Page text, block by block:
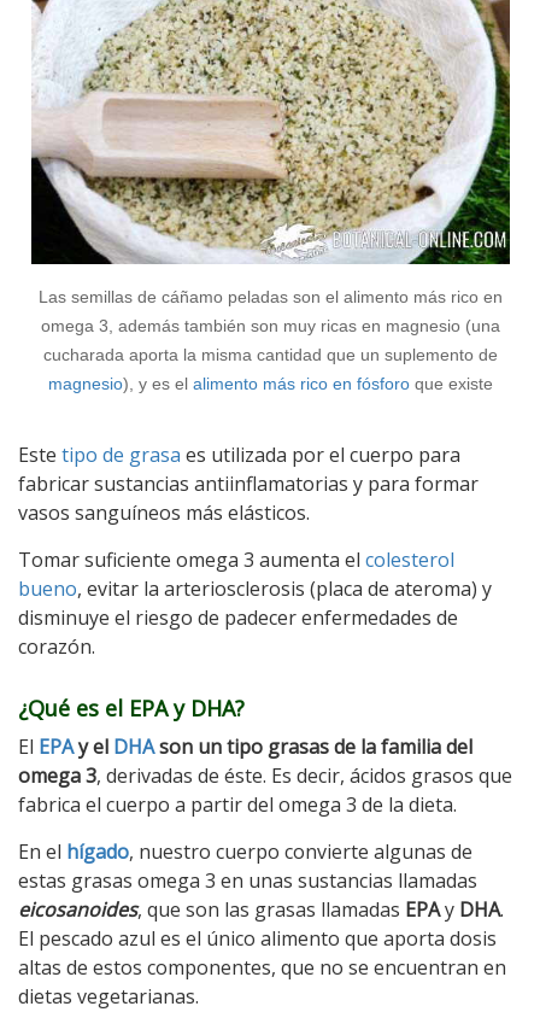
Las semillas de cáñamo peladas son el alimento más rico en
omega 3, además también son muy ricas en magnesio (una
cucharada aporta la misma cantidad que un suplemento de
magnesio), y es el alimento más rico en fósforoque existe
Este tipo de grasa es utilizada por el cuerpo para
fabricar sustancias antiinflamatorias y para formar
vasos sanguíneos más elásticos.
Tomar suficiente omega 3 aumenta el colesterol
bueno, evitar la arteriosclerosis (placa de ateroma) y
disminuye el riesgo de padecer enfermedades de
corazón.
¿Qué es el EPA y DHA?
El EPAy el DHAson un tipo grasas de la familia del
omega 3, derivadas de éste. Es decir, ácidos grasos que
fabrica el cuerpo a partir del omega 3 de la dieta.
En el hígado, nuestro cuerpo convierte algunas de
estas grasas omega 3 en unas sustancias llamadas
eicosanoides, que son las grasas llamadas EPAy DHA.
El pescado azul es el único alimento que aporta dosis
altas de estos componentes, que no se encuentran en
dietas vegetarianas.